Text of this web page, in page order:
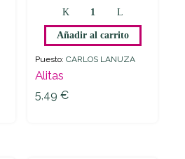
Alitas
Añadir al carrito
5,49€
Puesto:CARLOS LANUZA
Alitas
5,49€